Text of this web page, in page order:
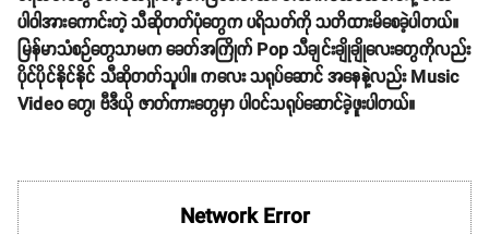
ပါဝါအားကောင်းတဲ့ သီဆိုတတ်ပုံတွေက ပရိသတ်ကို သတိထားမိစေခဲ့ပါတယ်။
မြန်မာသံစဉ်တွေသာမက ခေတ်အကြိုက် Pop သီချင်းချိုချိုလေးတွေကိုလည်း
ပိုင်ပိုင်နိုင်နိုင် သီဆိုတတ်သူပါ။ ကလေး သရုပ်ဆောင် အနေနဲ့လည်း Music
Video တွေ၊ ဗီဒီယို ဇာတ်ကားတွေမှာ ပါဝင်သရုပ်ဆောင်ခဲ့ဖူးပါတယ်။